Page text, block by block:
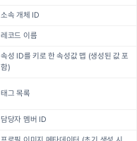
소속 개체 ID
레코드 이름
속성 ID를 키로 한 속성값 맵 (생성된 값 포
함)
태그 목록
담당자 멤버 ID